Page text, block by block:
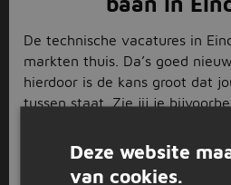
De technische vacatures in
markten thuis. Da’s goed
hierdoor is de kans groot dat
tussen staat. Zie jij je
Eindhoven? In deze functie
voor het controleren,
Deze website
van cookies.